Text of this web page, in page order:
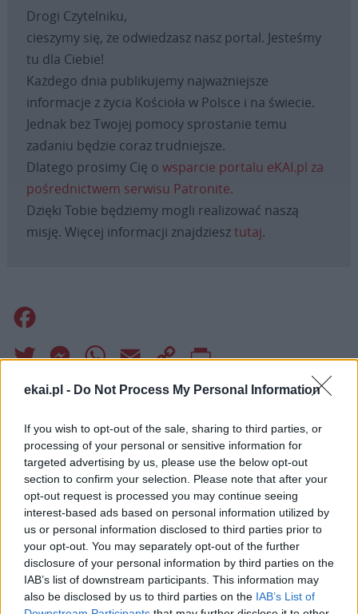
ekai.pl - Do Not Process My Personal Information
If you wish to opt-out of the sale, sharing to third parties, or
processing of your personal or sensitive information for
targeted advertising by us, please use the below opt-out
section to confirm your selection. Please note that after your
opt-out request is processed you may continue seeing
interest-based ads based on personal information utilized by
us or personal information disclosed to third parties prior to
your opt-out. You may separately opt-out of the further
disclosure of your personal information by third parties on the
IAB’s list of downstream participants. This information may
also be disclosed by us to third parties on the IAB’s List of
Drogi Czytelniku,
cieszymy się, że odwiedzasz nasz portal. Jesteśmy
tu dla Ciebie!
Każdego dnia publikujemy najważniejsze
informacje z życia Kościoła w Polsce i na świecie.
Jednak bez Twojej pomocy sprostanie temu
zadaniu będzie coraz trudniejsze.
Dlatego prosimy Cię o wsparcie portalu eKAI.pl za
pośrednictwem serwisu Patronite.
Dzięki Tobie będziemy mogli realizować naszą
misję. Więcej informacji znajdziesztutaj.
TwitterMessengerWhatsApp
EmailCopy
Link
Print
Wersja do druku
Tagi:
BP TADEUSZ LITYŃSKI
DIECEZJA ZIELONOGÓRSKO-GORZOWSKA
Najnowsze